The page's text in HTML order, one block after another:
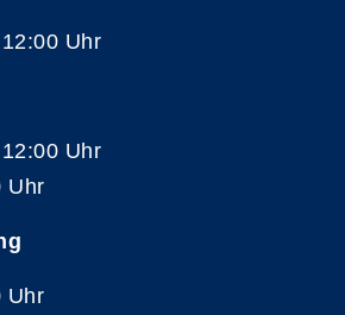
Uhr
Uhr
Uhr
Uhr